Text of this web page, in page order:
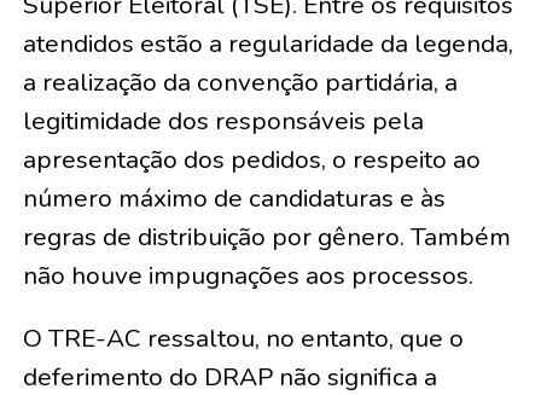
atendidos estão a regularidade da legenda,
a realização da convenção partidária, a
legitimidade dos responsáveis pela
apresentação dos pedidos, o respeito ao
número máximo de candidaturas e às
regras de distribuição por gênero. Também
não houve impugnações aos processos.
O TRE-AC ressaltou, no entanto, que o
deferimento do DRAP não significa a